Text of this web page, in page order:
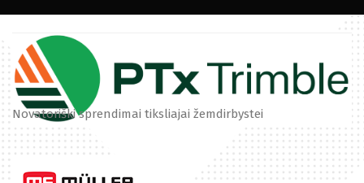
Išmanusis ūkis
Novatoriški sprendimai tiksliajai žemdirbystei